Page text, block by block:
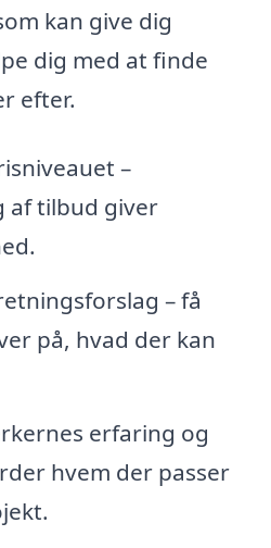
kan give dig
dig med at finde
efter.
–
af tilbud giver
– få
på, hvad der kan
erfaring og
hvem der passer